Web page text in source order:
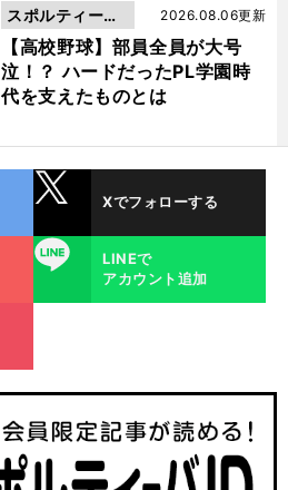
【高校野球】部員全員が大号
泣！？ ハードだったPL学園時
代を支えたものとは
2026.08.06更新
スポルティーバ
動画
Xでフォローする
LINE
LINEで
アカウント追加